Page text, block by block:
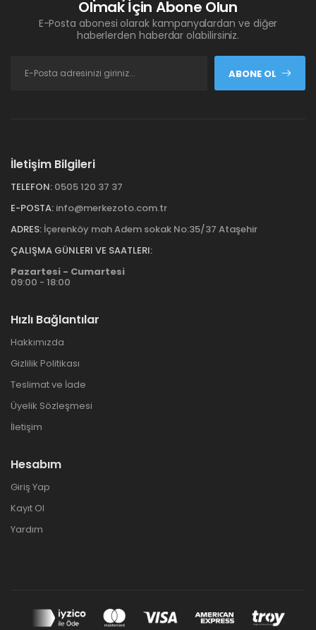
Olmak İçin Abone Olun
E-Posta abonesi olarak kampanyalardan ve diğer
haberlerden haberdar olabilirsiniz.
ABONE OL
İletişim Bilgileri
TELEFON: 0505 120 37 37
E-POSTA: info@merkezoto.com.tr
ADRES: İçerenköy mah Adem sokak No:35/37 Ataşehir
ÇALIŞMA GÜNLERI VE SAATLERI:
Pazartesi - Cumartesi
09:00 - 18:00
Hızlı Bağlantılar
Hakkımızda
Gizlilik Politikası
Teslimat ve İade
Üyelik Sözleşmesi
İletişim
Hesabım
Giriş Yap
Kayıt Ol
Yardım